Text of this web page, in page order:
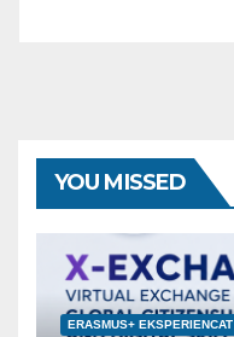
YOU MISSED
ERASMUS+ EKSPERIENCAT